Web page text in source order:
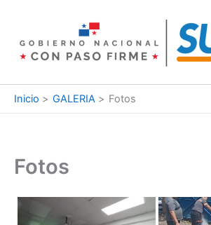
contenido
Inicio GALERIA Fotos
Fotos